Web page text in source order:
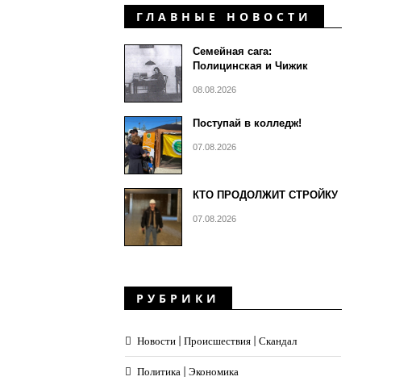
ГЛАВНЫЕ НОВОСТИ
Семейная сага:
Полицинская и Чижик
08.08.2026
Поступай в колледж!
07.08.2026
КТО ПРОДОЛЖИТ СТРОЙКУ
07.08.2026
РУБРИКИ
Новости | Происшествия | Скандал
Политика | Экономика